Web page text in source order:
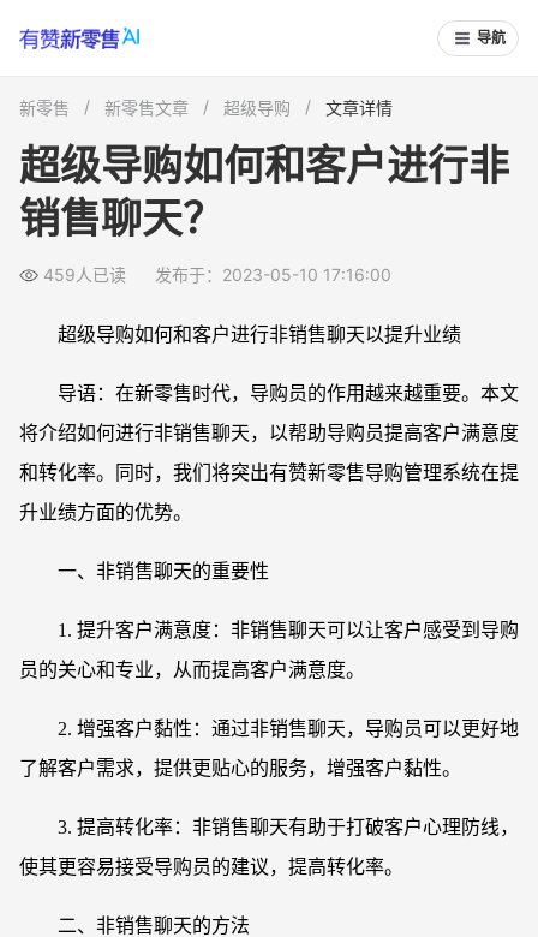
导航
新零售 新零售文章 超级导购 文章详情
超级导购如何和客户进行非
销售聊天？
459人已读 发布于：2023-05-10 17:16:00
超级导购如何和客户进行非销售聊天以提升业绩
导语：在新零售时代，导购员的作用越来越重要。本文
将介绍如何进行非销售聊天，以帮助导购员提高客户满意度
和转化率。同时，我们将突出有赞新零售导购管理系统在提
升业绩方面的优势。
一、非销售聊天的重要性
1. 提升客户满意度：非销售聊天可以让客户感受到导购
员的关心和专业，从而提高客户满意度。
2. 增强客户黏性：通过非销售聊天，导购员可以更好地
了解客户需求，提供更贴心的服务，增强客户黏性。
3. 提高转化率：非销售聊天有助于打破客户心理防线，
使其更容易接受导购员的建议，提高转化率。
二、非销售聊天的方法